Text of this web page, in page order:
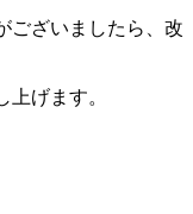
ございましたら、改
げます。